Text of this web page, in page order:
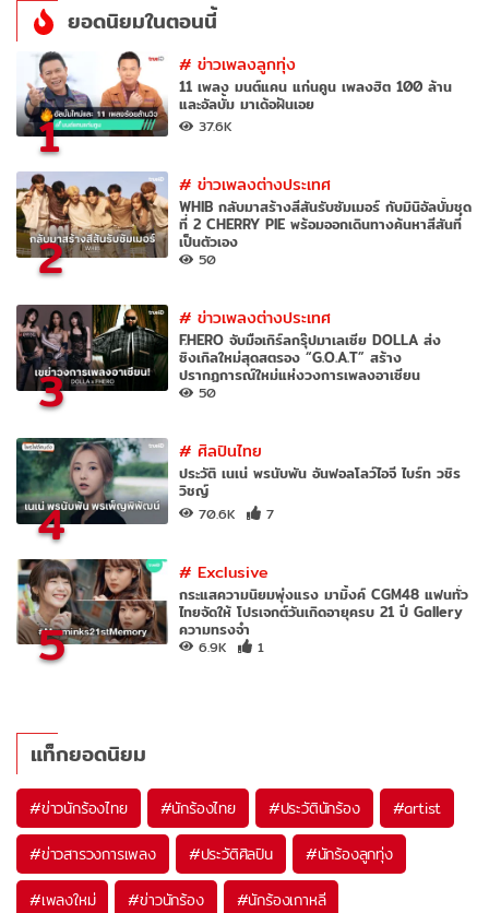
ยอดนิยมในตอนนี้
1
#ข่าวเพลงลูกทุ่ง
11 เพลง มนต์แคน แก่นคูน เพลงฮิต 100 ล้าน
และอัลบั้ม มาเด้อฝันเอย
37.6K
2
#ข่าวเพลงต่างประเทศ
WHIB กลับมาสร้างสีสันรับซัมเมอร์ กับมินิอัลบั้มชุด
ที่ 2 CHERRY PIE พร้อมออกเดินทางค้นหาสีสันที่
เป็นตัวเอง
50
3
#ข่าวเพลงต่างประเทศ
F.HERO จับมือเกิร์ลกรุ๊ปมาเลเซีย DOLLA ส่ง
ซิงเกิลใหม่สุดสตรอง “G.O.A.T” สร้าง
ปรากฏการณ์ใหม่แห่งวงการเพลงอาเซียน
50
4
#ศิลปินไทย
ประวัติ เนเน่ พรนับพัน อันฟอลโลว์ไอจี ไบร์ท วชิร
วิชญ์
70.6K 7
5
#Exclusive
กระแสความนิยมพุ่งแรง มามิ้งค์ CGM48 แฟนทั่ว
ไทยจัดให้ โปรเจกต์วันเกิดอายุครบ 21 ปี Gallery
ความทรงจำ
6.9K 1
แท็กยอดนิยม
#ข่าวนักร้องไทย #นักร้องไทย #ประวัตินักร้อง #artist
#ข่าวสารวงการเพลง #ประวัติศิลปิน #นักร้องลูกทุ่ง
#เพลงใหม่ #ข่าวนักร้อง #นักร้องเกาหลี